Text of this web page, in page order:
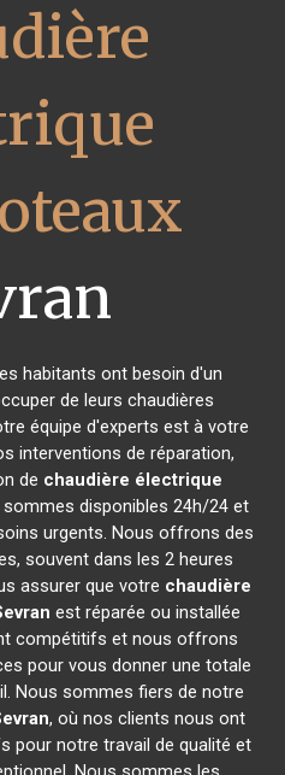
habitants ont besoin d'un
de leurs chaudières
équipe d'experts est à votre
interventions de réparation,
de chaudière électrique
sommes disponibles 24h/24 et
urgents. Nous offrons des
souvent dans les 2 heures
assurer que votre chaudière
est réparée ou installée
compétitifs et nous offrons
pour vous donner une totale
Nous sommes fiers de notre
, où nos clients nous ont
pour notre travail de qualité et